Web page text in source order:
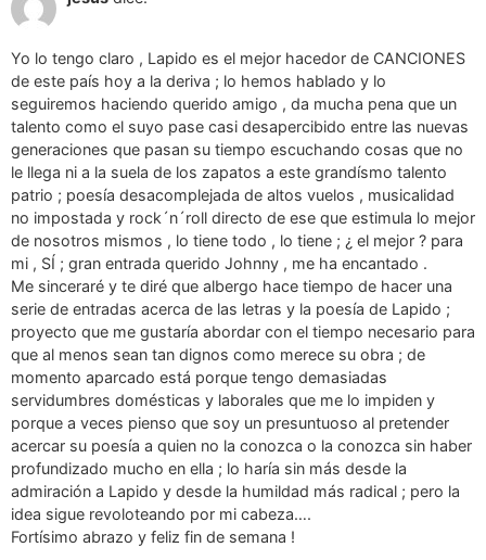
Yo lo tengo claro , Lapido es el mejor hacedor de CANCIONES
de este país hoy a la deriva ; lo hemos hablado y lo
seguiremos haciendo querido amigo , da mucha pena que un
talento como el suyo pase casi desapercibido entre las nuevas
generaciones que pasan su tiempo escuchando cosas que no
le llega ni a la suela de los zapatos a este grandísmo talento
patrio ; poesía desacomplejada de altos vuelos , musicalidad
no impostada y rock´n´roll directo de ese que estimula lo mejor
de nosotros mismos , lo tiene todo , lo tiene ; ¿ el mejor ? para
mi , SÍ ; gran entrada querido Johnny , me ha encantado .
Me sinceraré y te diré que albergo hace tiempo de hacer una
serie de entradas acerca de las letras y la poesía de Lapido ;
proyecto que me gustaría abordar con el tiempo necesario para
que al menos sean tan dignos como merece su obra ; de
momento aparcado está porque tengo demasiadas
servidumbres domésticas y laborales que me lo impiden y
porque a veces pienso que soy un presuntuoso al pretender
acercar su poesía a quien no la conozca o la conozca sin haber
profundizado mucho en ella ; lo haría sin más desde la
admiración a Lapido y desde la humildad más radical ; pero la
idea sigue revoloteando por mi cabeza….
Fortísimo abrazo y feliz fin de semana !